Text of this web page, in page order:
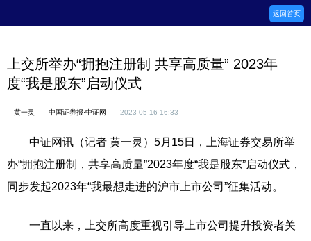
返回首页
上交所举办“拥抱注册制 共享高质量” 2023年
度“我是股东”启动仪式
黄一灵 中国证券报·中证网 2023-05-16 16:33
中证网讯（记者 黄一灵）5月15日，上海证券交易所举
办“拥抱注册制，共享高质量”2023年度“我是股东”启动仪式，
同步发起2023年“我最想走进的沪市上市公司”征集活动。
一直以来，上交所高度重视引导上市公司提升投资者关